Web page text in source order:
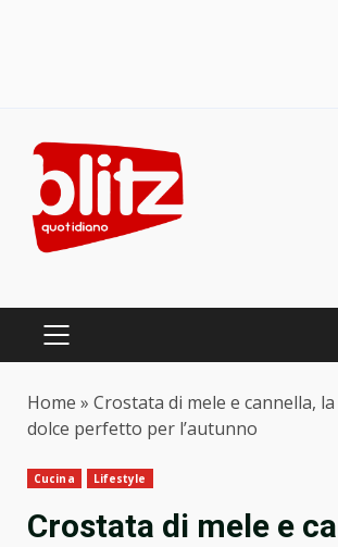
content
PRIMARY
Home » Crostata di mele e cannella,
dolce perfetto per l’autunno
Cucina Lifestyle
Crostata di mele e